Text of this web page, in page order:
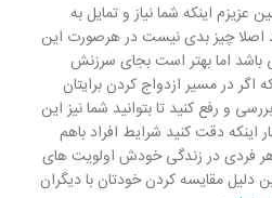
عزیزم اینکه شما نیاز و تمایل به
اصلا چیز بدی نیست در هرصورت این
باشد اما بهتر است بجای سرزنش
در مسیر ازدواج کردن برایتان
و رفع کنید تا بتوانید شما نیز این
اینکه دقت کنید شرایط افراد باهم
فردی در زندگی خودش اولویت های
دلیل مقایسه کردن خودتان با دیگران